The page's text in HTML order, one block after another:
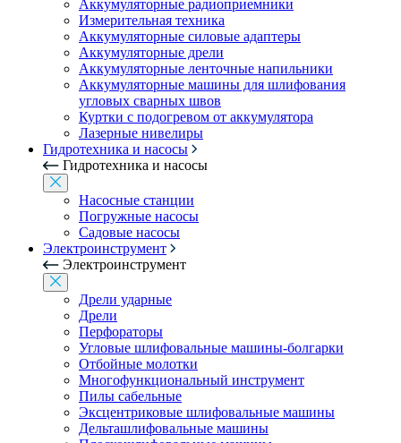
Аккумуляторные радиоприемники
Измерительная техника
Аккумуляторные силовые адаптеры
Аккумуляторные дрели
Аккумуляторные ленточные напильники
Аккумуляторные машины для шлифования
угловых сварных швов
Куртки с подогревом от аккумулятора
Лазерные нивелиры
Гидротехника и насосы
Гидротехника и насосы
Насосные станции
Погружные насосы
Садовые насосы
Электроинструмент
Электроинструмент
Дрели ударные
Дрели
Перфораторы
Угловые шлифовальные машины-болгарки
Отбойные молотки
Многофункциональный инструмент
Пилы сабельные
Эксцентриковые шлифовальные машины
Дельташлифовальные машины